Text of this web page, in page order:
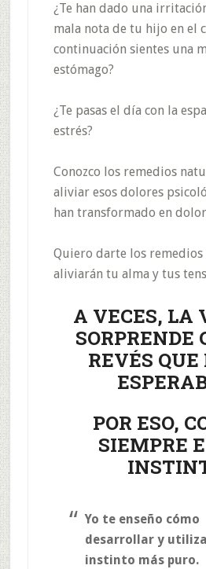
¿Te han dado una
mala nota de tu hijo en el
continuación sientes una
estómago?
¿Te pasas el día con la
estrés?
Conozco los remedios
aliviar esos dolores
han transformado en
Quiero darte los
aliviarán tu alma y tus
A VECES, LA
SORPRENDE
REVÉS QUE
POR ESO,
SIEMPRE
Yo te enseño cómo
desarrollar y
instinto más puro.